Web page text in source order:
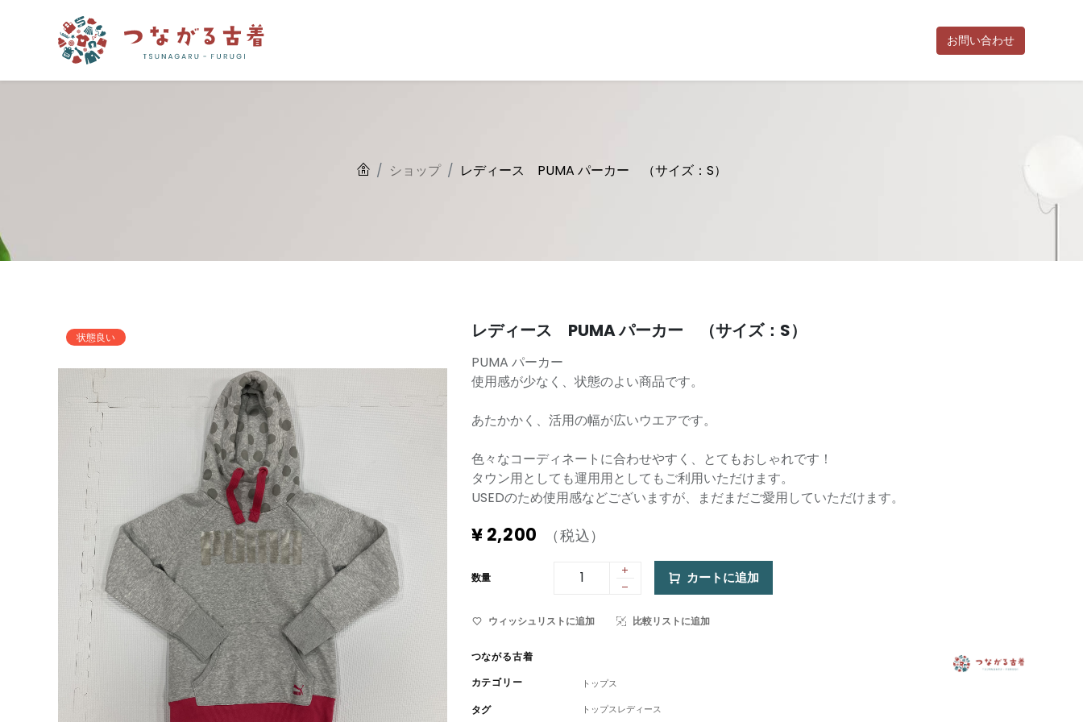
利用規約 ポイント規約
お問い合わせ
ショップ レディース PUMA パーカー （サイズ：S）
状態良い レディース PUMA パーカー （サイズ：S）
PUMA パーカー
使用感が少なく、状態のよい商品です。
あたかかく、活用の幅が広いウエアです。
色々なコーディネートに合わせやすく、とてもおしゃれです！
タウン用としても運用用としてもご利用いただけます。
USEDのため使用感などございますが、まだまだご愛用していただけます。
¥ 2,200 （税込）
数量 カートに追加
比較リストに追加
ウィッシュリストに追加
つながる古着
カテゴリー
トップス
タグ トップスレディース